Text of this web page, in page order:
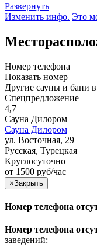
Развернуть
Изменить инфо. Это
Номер телефона
Показать номер
Другие сауны и бани
Спецпредложение
4,7
Сауна Дилором
Сауна Дилором
ул. Восточная, 29
Русская, Турецкая
Круглосуточно
от 1500 руб/час
×Закрыть
Номер телефона
Номер телефона
заведений: